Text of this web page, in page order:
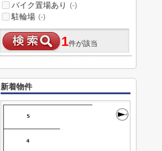
バイク置場あり
(-)
駐輪場 (-)
1件が該当
新着物件